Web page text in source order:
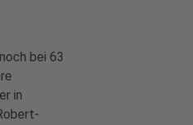
bei 63
in